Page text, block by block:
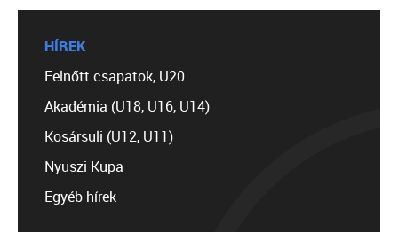
HÍREK
Felnőtt csapatok, U20
Akadémia (U18, U16, U14)
Kosársuli (U12, U11)
Nyuszi Kupa
Egyéb hírek